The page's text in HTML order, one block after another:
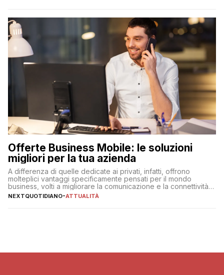
Offerte Business Mobile: le soluzioni
migliori per la tua azienda
A differenza di quelle dedicate ai privati, infatti, offrono
molteplici vantaggi specificamente pensati per il mondo
business, volti a migliorare la comunicazione e la connettività
degli utenti
NEXTQUOTIDIANO-ATTUALITÀ